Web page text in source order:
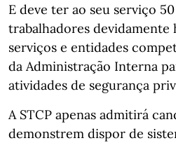
E deve ter ao seu serviço
trabalhadores devidamente
serviços e entidades
da Administração Interna
atividades de segurança
A STCP apenas admitirá
demonstrem dispor de